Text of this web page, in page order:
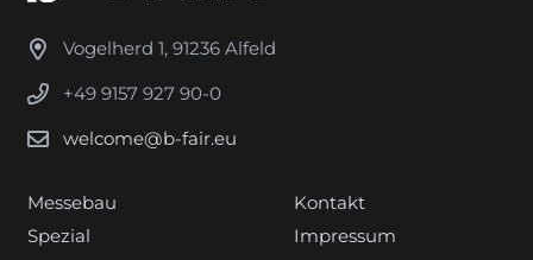
Vogelherd 1, 91236 Alfeld
+49 9157 927 90-0
welcome@b-fair.eu
Messebau
Spezial
Kontakt
Impressum